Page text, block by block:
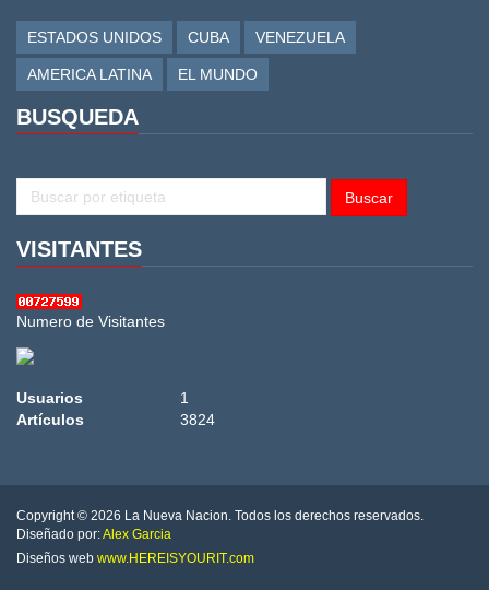
ESTADOS UNIDOS CUBA VENEZUELA
AMERICA LATINA EL MUNDO
BUSQUEDA
BUSCAR
Buscar
VISITANTES
Numero de Visitantes
Usuarios
1
Artículos
3824
Copyright © 2026 La Nueva Nacion. Todos los derechos reservados.
Diseñado por:Alex Garcia
Diseños web www.HEREISYOURIT.com